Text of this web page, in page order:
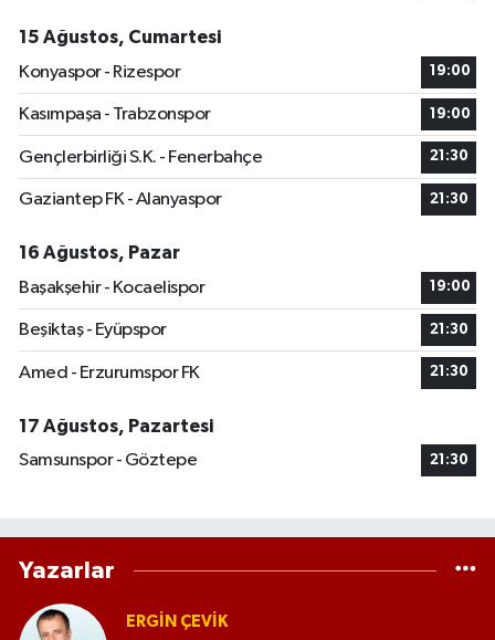
15 Ağustos, Cumartesi
Konyaspor - Rizespor
19:00
Kasımpaşa - Trabzonspor 19:00
Gençlerbirliği S.K. - Fenerbahçe 21:30
Gaziantep FK - Alanyaspor 21:30
16 Ağustos, Pazar
Başakşehir - Kocaelispor
19:00
Beşiktaş - Eyüpspor 21:30
Amed - Erzurumspor FK 21:30
17 Ağustos, Pazartesi
Samsunspor - Göztepe
21:30
Yazarlar
ERGIN ÇEVİK